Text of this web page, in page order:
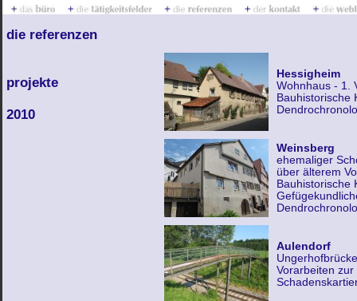
die referenzen
projekte
2010
Hessigheim
Wohnhaus - 1.
Bauhistorische
Weinsberg
ehemaliger
über älterem
Bauhistorische
Aulendorf
Vorarbeiten